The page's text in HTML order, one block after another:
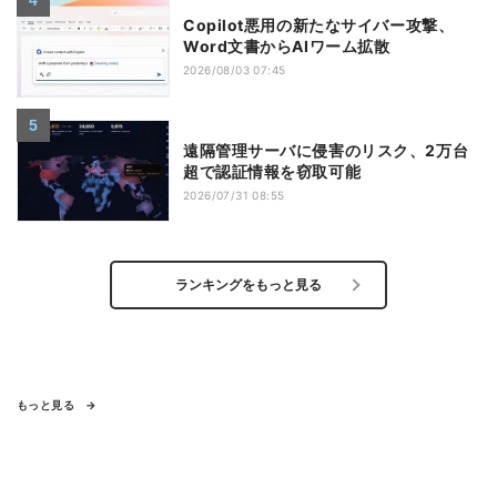
Copilot悪用の新たなサイバー攻撃、
Word文書からAIワーム拡散
2026/08/03 07:45
遠隔管理サーバに侵害のリスク、2万台
超で認証情報を窃取可能
2026/07/31 08:55
ランキングをもっと見る
もっと見る